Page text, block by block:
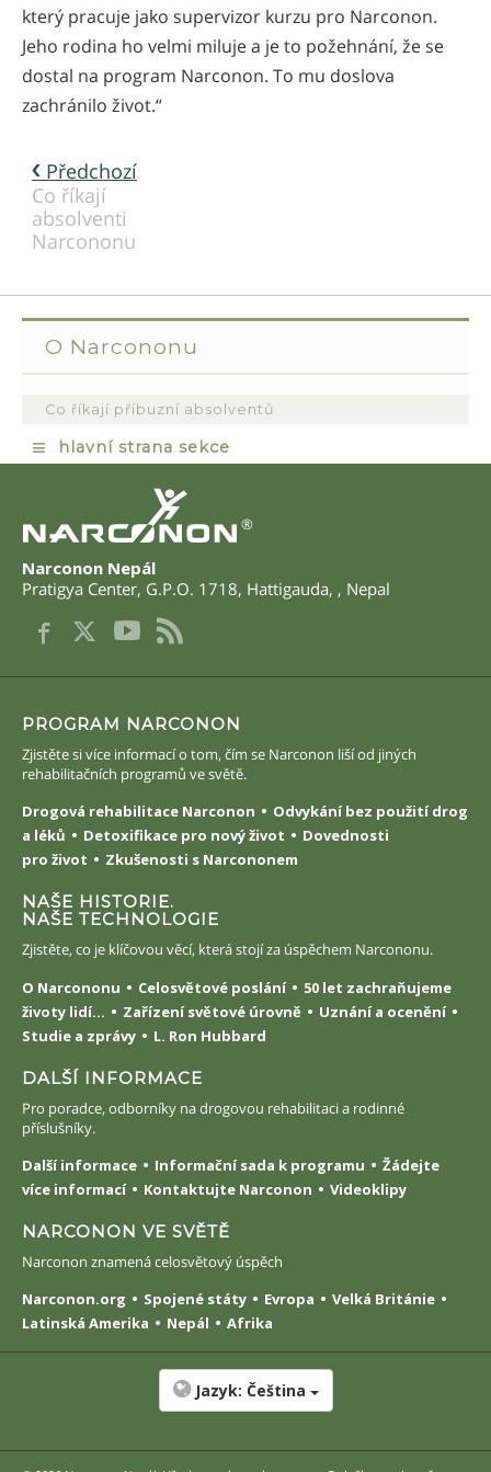
který pracuje jako supervizor kurzu pro Narconon.
Jeho rodina ho velmi miluje a je to požehnání, že se
dostal na program Narconon. To mu doslova
zachránilo život.“
Předchozí
Co říkají
absolventi
Narcononu
O Narcononu
Co říkají příbuzní absolventů
≡ hlavní strana sekce
®
Narconon Nepál
Pratigya Center, G.P.O. 1718, Hattigauda, , Nepal
PROGRAM NARCONON
Zjistěte si více informací o tom, čím se Narconon liší od jiných
rehabilitačních programů ve světě.
Drogová rehabilitace Narconon
Odvykání bez použití drog
a léků
Detoxifikace pro nový život
Dovednosti
pro život
Zkušenosti s Narcononem
NAŠE HISTORIE.
NAŠE TECHNOLOGIE
Zjistěte, co je klíčovou věcí, která stojí za úspěchem Narcononu.
O Narcononu
Celosvětové poslání
50 let zachraňujeme
životy lidí...
Zařízení světové úrovně
Uznání a ocenění
Studie a zprávy
L. Ron Hubbard
DALŠÍ INFORMACE
Pro poradce, odborníky na drogovou rehabilitaci a rodinné
příslušníky.
Další informace
Informační sada k programu
Žádejte
více informací
Kontaktujte Narconon Videoklipy
NARCONON VE SVĚTĚ
Narconon znamená celosvětový úspěch
Narconon.org
Spojené státy Evropa
Velká Británie
Latinská Amerika
Nepál Afrika
Jazyk: Čeština